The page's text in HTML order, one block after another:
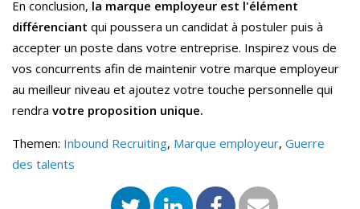
En conclusion, la marque employeur est l'élément
différenciant qui poussera un candidat à postuler puis à
accepter un poste dans votre entreprise. Inspirez vous de
vos concurrents afin de maintenir votre marque employeur
au meilleur niveau et ajoutez votre touche personnelle qui
rendra votre proposition unique.
Themen: Inbound Recruiting, Marque employeur, Guerre
des talents